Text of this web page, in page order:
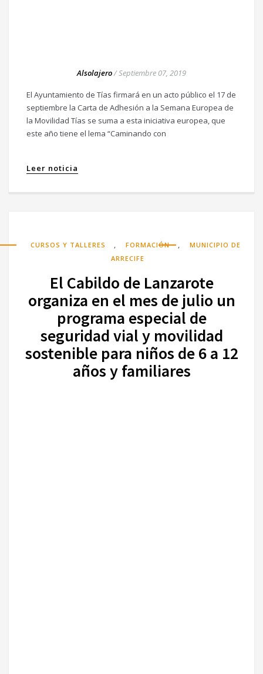
Alsolajero/Septiembre 07, 2019
El Ayuntamiento de Tías firmará en un acto público el 17 de
septiembre la Carta de Adhesión a la Semana Europea de
la Movilidad Tías se suma a esta iniciativa europea, que
este año tiene el lema “Caminando con
Leer noticia
CURSOS Y TALLERES , FORMACIÓN ,
MUNICIPIO DE
ARRECIFE
El Cabildo de Lanzarote
organiza en el mes de julio un
programa especial de
seguridad vial y movilidad
sostenible para niños de 6 a 12
años y familiares